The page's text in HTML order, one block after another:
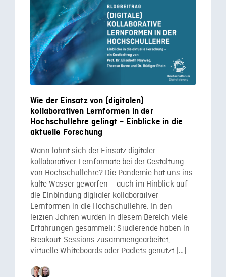
Wie der Einsatz von (digitalen)
kollaborativen Lernformen in der
Hochschullehre gelingt – Einblicke in die
aktuelle Forschung
Wann lohnt sich der Einsatz digitaler
kollaborativer Lernformate bei der Gestaltung
von Hochschullehre? Die Pandemie hat uns ins
kalte Wasser geworfen – auch im Hinblick auf
die Einbindung digitaler kollaborativer
Lernformen in die Hochschullehre. In den
letzten Jahren wurden in diesem Bereich viele
Erfahrungen gesammelt: Studierende haben in
Breakout-Sessions zusammengearbeitet,
virtuelle Whiteboards oder Padlets genutzt […]